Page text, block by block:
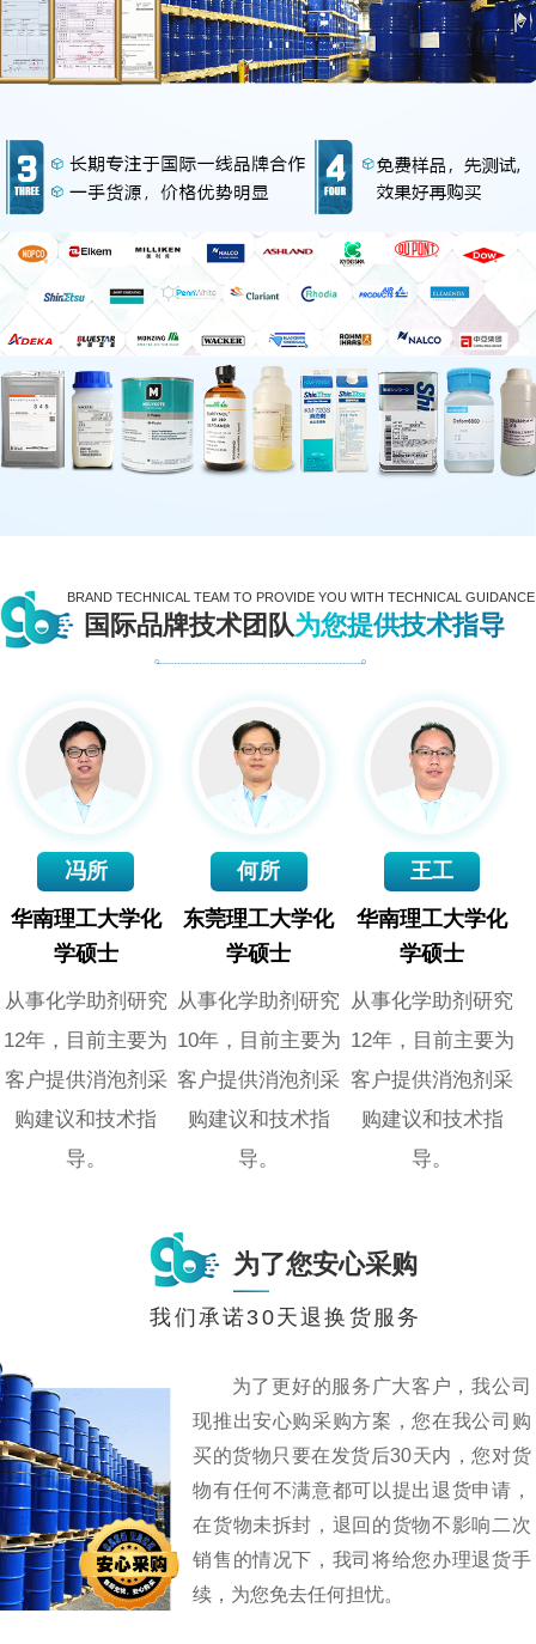
BRAND TECHNICAL TEAM TO PROVIDE YOU WITH TECHNICAL GUIDANCE
国际品牌技术团队为您提供技术指导
冯所
华南理工大学化
学硕士
从事化学助剂研究
12年，目前主要为
客户提供消泡剂采
购建议和技术指
导。
何所
东莞理工大学化
学硕士
从事化学助剂研究
10年，目前主要为
客户提供消泡剂采
购建议和技术指
导。
王工
华南理工大学化
学硕士
从事化学助剂研究
12年，目前主要为
客户提供消泡剂采
购建议和技术指
导。
为了您安心采购
我们承诺30天退换货服务
为了更好的服务广大客户，我公司
现推出安心购采购方案，您在我公司购
买的货物只要在发货后30天内，您对货
物有任何不满意都可以提出退货申请，
在货物未拆封，退回的货物不影响二次
销售的情况下，我司将给您办理退货手
续，为您免去任何担忧。